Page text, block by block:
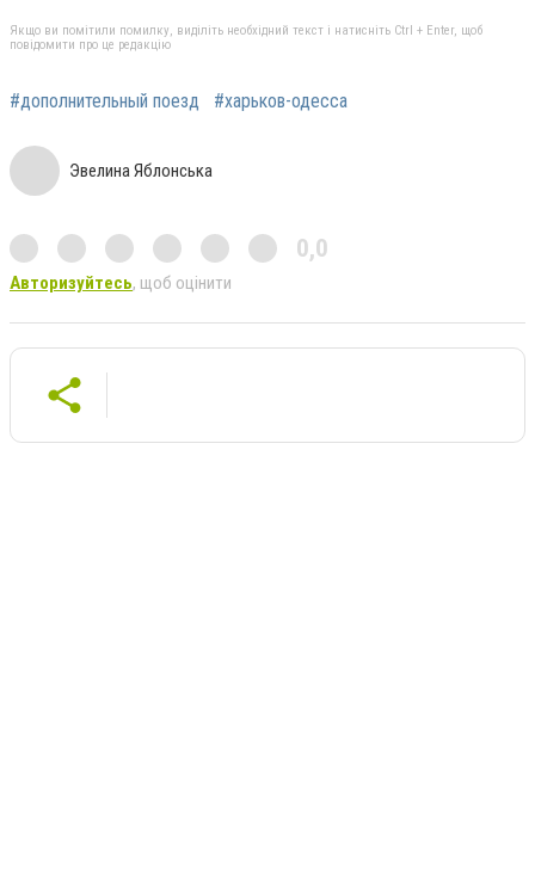
Якщо ви помітили помилку, виділіть необхідний текст і натисніть Ctrl + Enter, щоб
повідомити про це редакцію
#дополнительный поезд #харьков-одесса
Эвелина Яблонська
0,0
Авторизуйтесь, щоб оцінити